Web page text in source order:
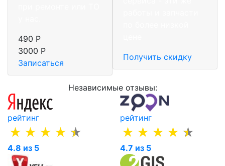
490 Р
3000 Р
Записаться
Получить скидку
Независимые отзывы:
рейтинг
4.8 из 5
рейтинг
4.7 из 5